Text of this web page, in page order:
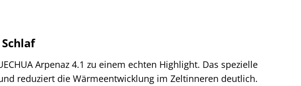
Arpenaz 4.1 zu einem echten Highlight. Das spezielle
reduziert die Wärmeentwicklung im Zeltinneren deutlich.